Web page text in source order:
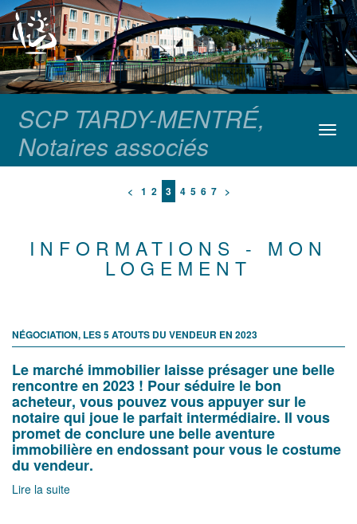
SCP TARDY-MENTRÉ,
Notaires associés
< 1 2 3 4 5 6 7 >
INFORMATIONS - MON
LOGEMENT
NÉGOCIATION, LES 5 ATOUTS DU VENDEUR EN 2023
Le marché immobilier laisse présager une belle
rencontre en 2023 ! Pour séduire le bon
acheteur, vous pouvez vous appuyer sur le
notaire qui joue le parfait intermédiaire. Il vous
promet de conclure une belle aventure
immobilière en endossant pour vous le costume
du vendeur.
Lire la suite